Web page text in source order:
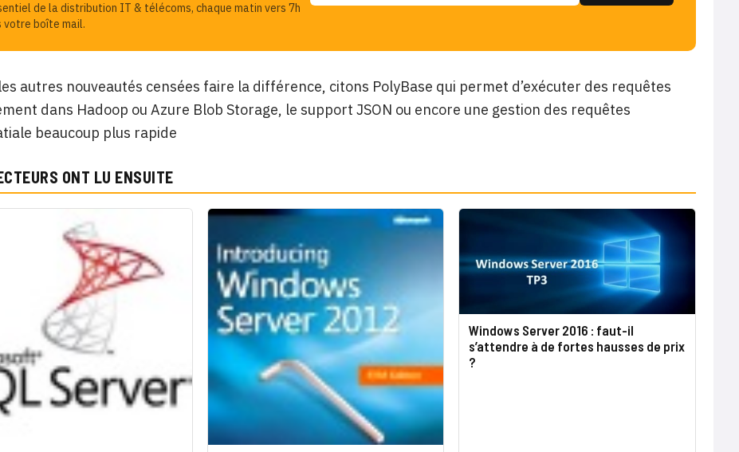
de la distribution IT & télécoms, chaque matin vers 7h
votre boîte mail.
autres nouveautés censées faire la différence, citons PolyBase qui permet d’exécuter des requêtes
dans Hadoop ou Azure Blob Storage, le support JSON ou encore une gestion des requêtes
beaucoup plus rapide
ONT LU ENSUITE
Windows Server 2016 : faut-il
s’attendre à de fortes hausses de prix
?